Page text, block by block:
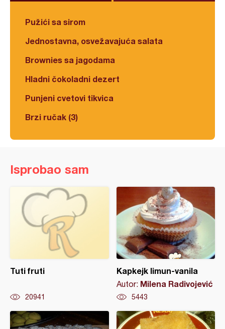
Pužići sa sirom
Jednostavna, osvežavajuća salata
Brownies sa jagodama
Hladni čokoladni dezert
Punjeni cvetovi tikvica
Brzi ručak (3)
Isprobao sam
Tuti fruti
20941
Kapkejk limun-vanila
Autor: Milena Radivojević
5443